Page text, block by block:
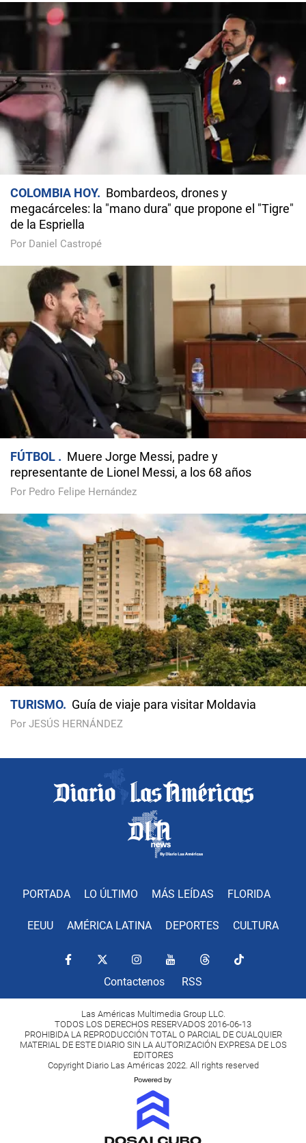
COLOMBIA HOY
Bombardeos, drones y
megacárceles: la "mano dura" que propone el "Tigre"
de la Espriella
Por Daniel Castropé
FÚTBOL
Muere Jorge Messi, padre y
representante de Lionel Messi, a los 68 años
Por Pedro Felipe Hernández
TURISMO Guía de viaje para visitar Moldavia
Por JESÚS HERNÁNDEZ
PORTADA LO ÚLTIMO MÁS LEÍDAS FLORIDA
EEUU AMÉRICA LATINA DEPORTES CULTURA
Contactenos RSS
Las Américas Multimedia Group LLC.
TODOS LOS DERECHOS RESERVADOS 2016-06-13
PROHIBIDA LA REPRODUCCIÓN TOTAL O PARCIAL DE CUALQUIER
MATERIAL DE ESTE DIARIO SIN LA AUTORIZACIÓN EXPRESA DE LOS
EDITORES
Copyright Diario Las Américas 2022. All rights reserved